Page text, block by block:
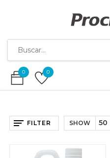
0 0
0 0
FILTER SHOW